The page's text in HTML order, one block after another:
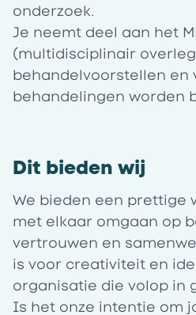
onderzoek.
Je neemt deel aan het
(multidisciplinair
behandelvoorstellen en
behandelingen worden
Dit bieden wij
We bieden een prettige
met elkaar omgaan op
vertrouwen en
is voor creativiteit en
organisatie die volop in
Is het onze intentie om